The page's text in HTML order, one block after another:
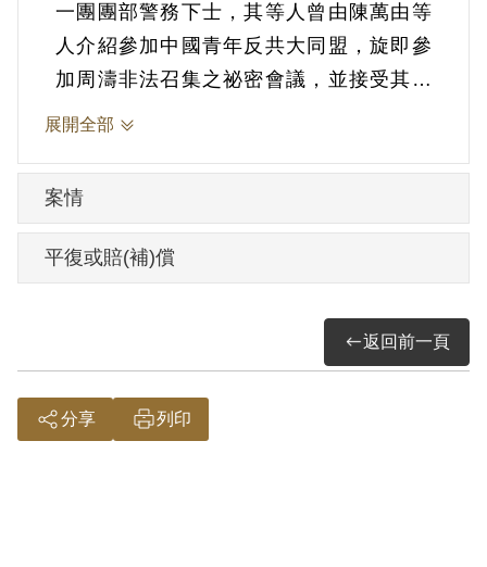
一團團部警務下士，其等人曾由陳萬由等
人介紹參加中國青年反共大同盟，旋即參
加周濤非法召集之祕密會議，並接受其吸
收黨員供給情報等任務。1949年12月8日被
徒刑5年。1954年12月7日刑期結束。1960
年1月15日開釋。
其於1999年4月向補償基金會提出申請，
1999年12月經第1屆第10次董事會審核通
其參加叛亂之組織，故認非有實據。
展開全部
案情
平復或賠(補)償
返回前一頁
分享 列印